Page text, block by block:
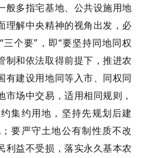
般多指宅基地、公共设施用地
理解中央精神的视角出发，必
个要”，即“要坚持同地同权
制和依法取得前提下，推进农
有建设用地同等入市、同权同
场中交易，适用相同规则，
集约用地，坚持先规划后建
要严守土地公有制性质不改
利益不受损，落实永久基本农